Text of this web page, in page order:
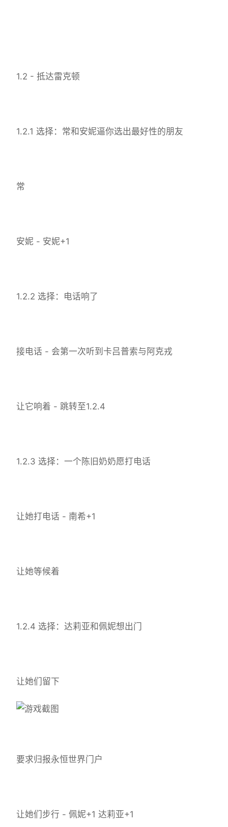
1.2 - 抵达雷克顿
1.2.1 选择：常和安妮逼你选出最好性的朋友
常
安妮 - 安妮+1
1.2.2 选择：电话响了
接电话 - 会第一次听到卡吕普索与阿克戎
让它响着 - 跳转至1.2.4
1.2.3 选择：一个陈旧奶奶愿打电话
让她打电话 - 南希+1
让她等候着
1.2.4 选择：达莉亚和佩妮想出门
让她们留下
要求归报永恒世界门户
让她们步行 - 佩妮+1 达莉亚+1